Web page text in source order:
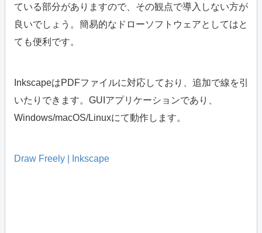
ている部分がありますので、その観点で導入しない方が
良いでしょう。簡易的なドローソフトウェアとしてはと
ても便利です。
InkscapeはPDFファイルに対応しており、追加で線を引
いたりできます。GUIアプリケーションであり、
Windows/macOS/Linuxにて動作します。
Draw Freely | Inkscape